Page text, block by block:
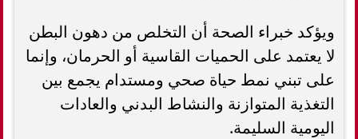
ويؤكد خبراء الصحة أن التخلص من دهون البطن
لا يعتمد على الحميات القاسية أو الحرمان، وإنما
على تبني نمط حياة صحي ومستدام يجمع بين
التغذية المتوازنة والنشاط البدني والعادات
اليومية السليمة.